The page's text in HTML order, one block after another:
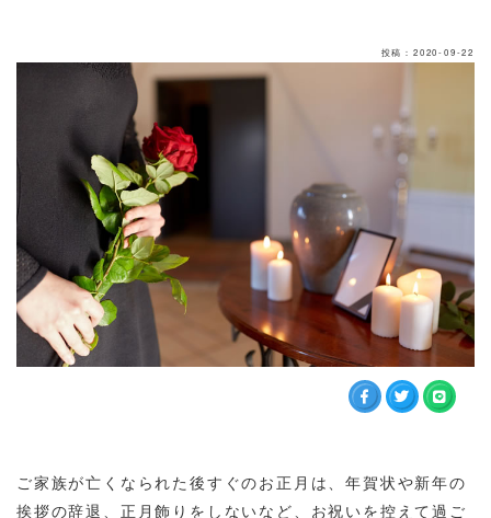
投稿：2020-09-22
ご家族が亡くなられた後すぐのお正月は、年賀状や新年の
挨拶の辞退、正月飾りをしないなど、お祝いを控えて過ご